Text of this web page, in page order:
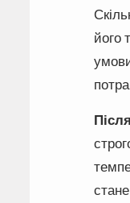
його